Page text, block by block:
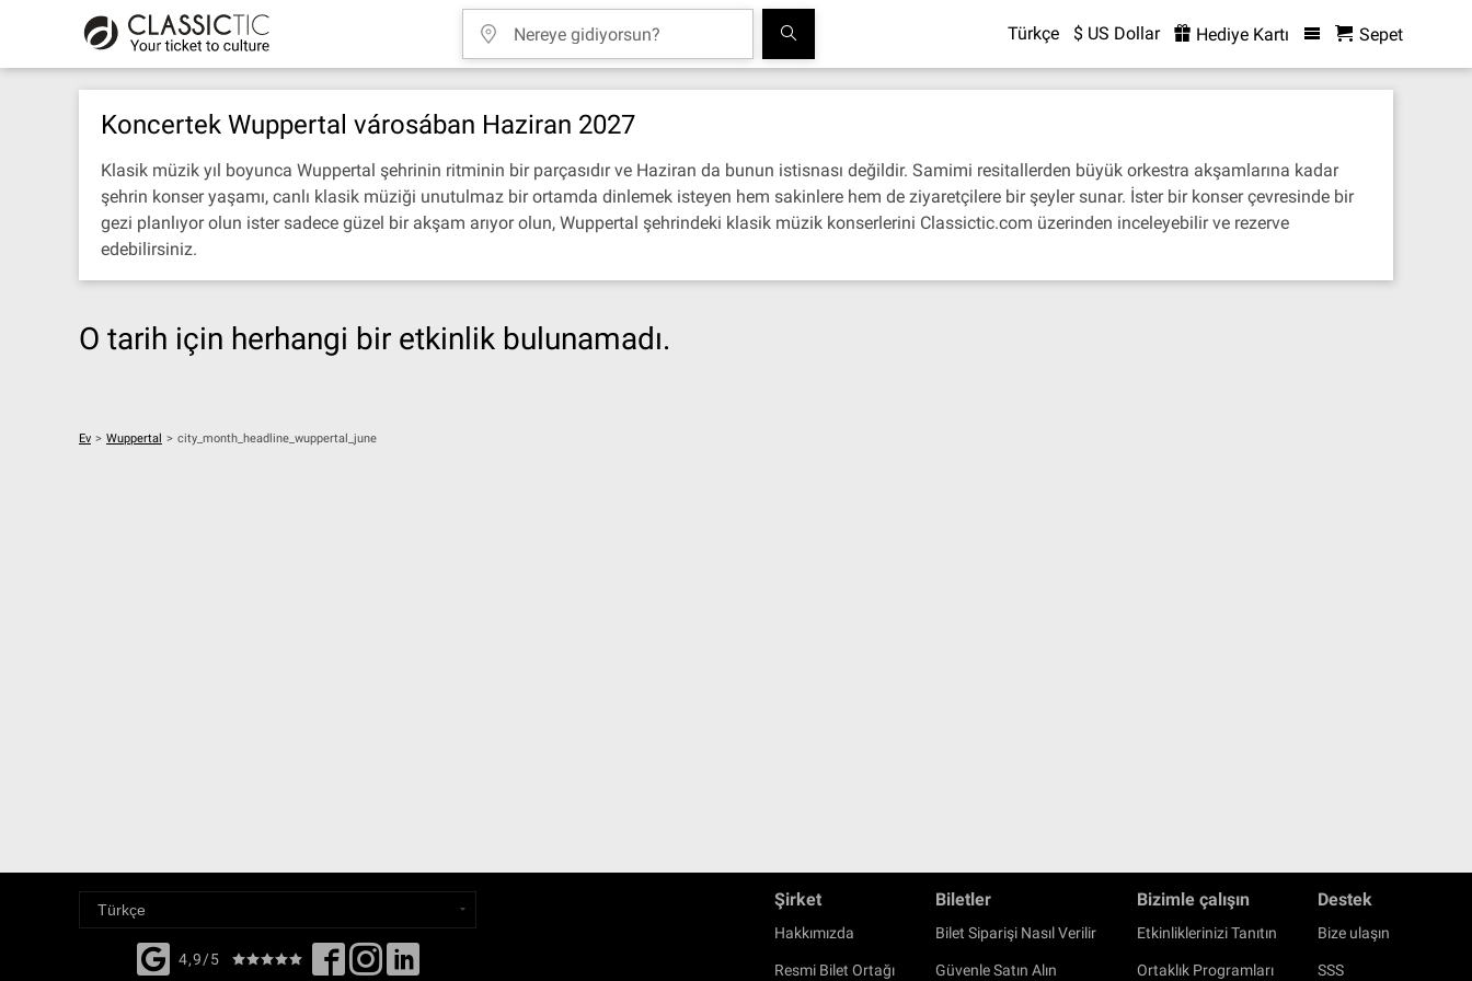
Türkçe $ US Dollar Hediye Kartı Sepet
Koncertek Wuppertal városában Haziran 2027
Klasik müzik yıl boyunca Wuppertal şehrinin ritminin bir parçasıdır ve Haziran da bunun istisnası değildir. Samimi resitallerden büyük orkestra akşamlarına kadar
şehrin konser yaşamı, canlı klasik müziği unutulmaz bir ortamda dinlemek isteyen hem sakinlere hem de ziyaretçilere bir şeyler sunar. İster bir konser çevresinde bir
gezi planlıyor olun ister sadece güzel bir akşam arıyor olun, Wuppertal şehrindeki klasik müzik konserlerini Classictic.com üzerinden inceleyebilir ve rezerve
edebilirsiniz.
O tarih için herhangi bir etkinlik bulunamadı.
Ev > Wuppertal > city_month_headline_wuppertal_june
4,9/5
Şirket
Hakkımızda
Resmi Bilet Ortağı
Biletler
Bilet Siparişi Nasıl Verilir
Güvenle Satın Alın
Bizimle çalışın
Etkinliklerinizi Tanıtın
Ortaklık Programları
Destek
Bize ulaşın
SSS